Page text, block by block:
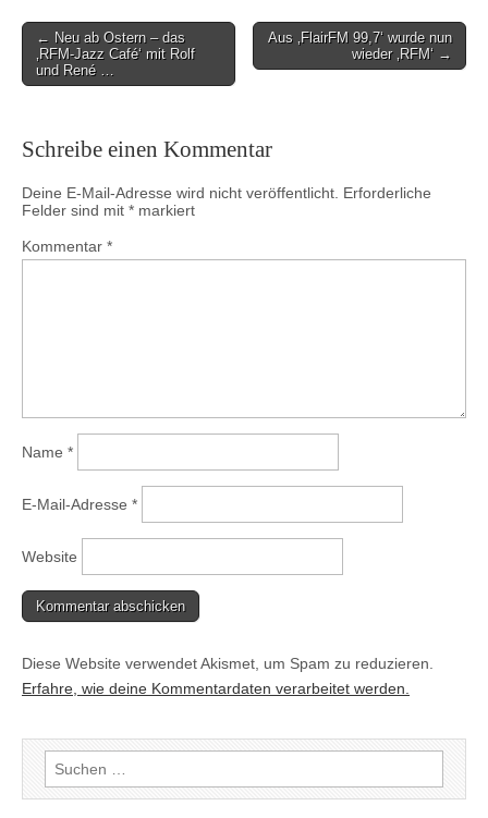
Post
navigation
← Neu ab Ostern – das
‚RFM-Jazz Café‘ mit Rolf
und René …
Aus ‚FlairFM 99,7‘ wurde nun
wieder ‚RFM‘ →
Schreibe einen Kommentar
Deine E-Mail-Adresse wird nicht veröffentlicht. Erforderliche
Felder sind mit * markiert
Kommentar *
Name *
E-Mail-Adresse *
Website
Diese Website verwendet Akismet, um Spam zu reduzieren.
Erfahre, wie deine Kommentardaten verarbeitet werden.
Suchen
nach: